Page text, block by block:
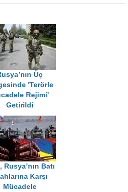
Üç
'Terörle
Rejimi'
Getirildi
Rusya’nın Batı
Karşı
Mücadele